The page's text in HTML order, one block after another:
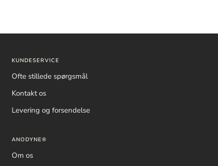
KUNDESERVICE
Ofte stillede spørgsmål
Kontakt os
Levering og forsendelse
ANODYNE®
Om os